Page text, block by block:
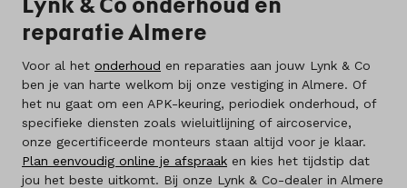
reparatie Almere
Voor al het onderhoud en reparaties aan jouw Lynk & Co
ben je van harte welkom bij onze vestiging in Almere. Of
het nu gaat om een APK-keuring, periodiek onderhoud, of
specifieke diensten zoals wieluitlijning of aircoservice,
onze gecertificeerde monteurs staan altijd voor je klaar.
Plan eenvoudig online je afspraak en kies het tijdstip dat
jou het beste uitkomt. Bij onze Lynk & Co-dealer in Almere